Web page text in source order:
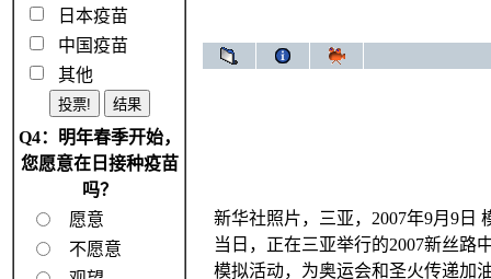
日本疫苗
中国疫苗
其他
Q4：明年春季开始，
您愿意在日接种疫苗
吗？
愿意
不愿意
新华社照片，三亚，2007年9月9日
当日，正在三亚举行的2007新丝路
模拟活动，为奥运会和圣火传递加